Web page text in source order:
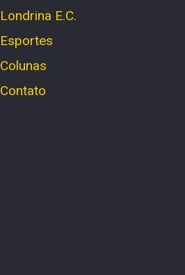
Londrina E.C.
Esportes
Colunas
Contato